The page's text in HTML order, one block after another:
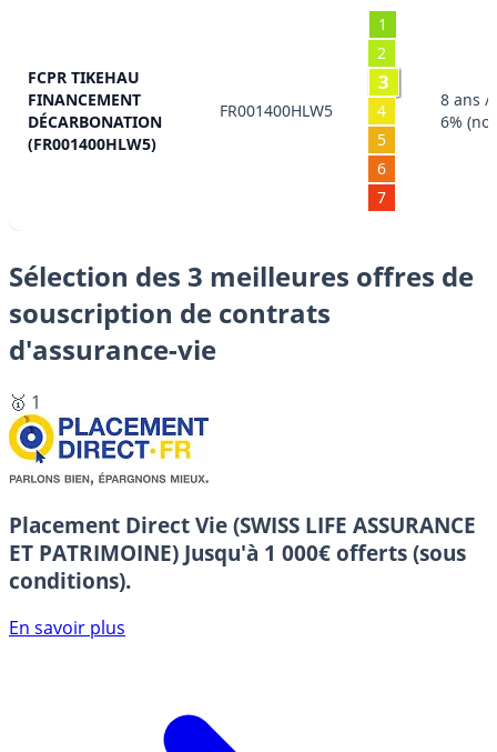
FCPR TIKEHAU
FINANCEMENT
DÉCARBONATION
(FR001400HLW5)
FR001400HLW5
1
2
3
4
5
6
7
8 ans /
6%
Sélection des 3 meilleures offres de
souscription de contrats
d'assurance-vie
🥇 1
Placement Direct Vie (SWISS LIFE ASSURANCE
ET PATRIMOINE) Jusqu'à 1 000€ offerts (sous
conditions).
En savoir plus